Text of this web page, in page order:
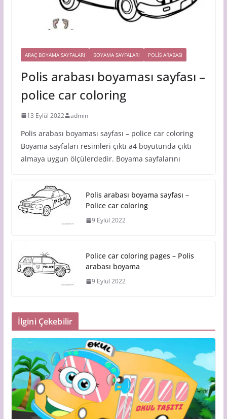
ARAÇ BOYAMA SAYFALARI BOYAMA SAYFALARI POLIS ARABASI
Polis arabası boyaması sayfası –
police car coloring
13 Eylül 2022 admin
Polis arabası boyaması sayfası – police car coloring
Boyama sayfaları resimleri çıktı a4 boyutunda çıktı
almaya uygun ölçülerdedir. Boyama sayfalarını
Polis arabası boyama sayfası –
Police car coloring
9 Eylül 2022
Police car coloring pages – Polis
arabası boyama
9 Eylül 2022
İlgini Çekebilir